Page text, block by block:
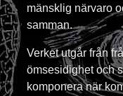
mänsklig närvaro
samman.
Verket utgår från
ömsesidighet och
komponera när